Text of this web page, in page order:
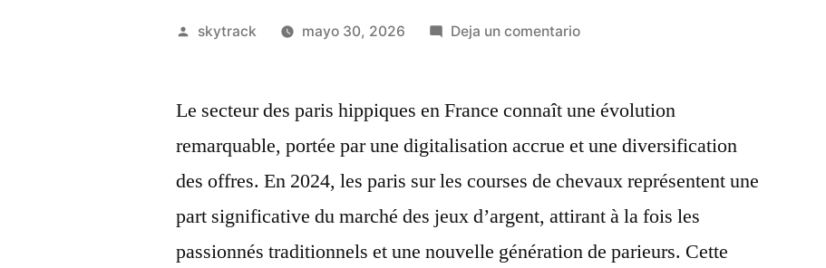
Publicado
skytrack mayo 30, 2026 Deja un comentarioen
du
des
paris
hippiques
France
Le secteur des paris hippiques en France connaît une évolution
remarquable, portée par une digitalisation accrue et une diversification
des offres. En 2024, les paris sur les courses de chevaux représentent une
part significative du marché des jeux d’argent, attirant à la fois les
passionnés traditionnels et une nouvelle génération de parieurs. Cette